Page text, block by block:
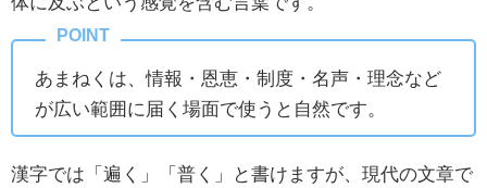
あまねくは、情報・恩恵・制度・名声・理念など
が広い範囲に届く場面で使うと自然です。
漢字では「遍く」「普く」と書けますが、現代の文章で